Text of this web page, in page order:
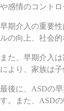
や感情のコント
早期介入の重要
ルの向上、社会
また、早期介入
により、家族は
最後に、ASDの
す。また、ASD